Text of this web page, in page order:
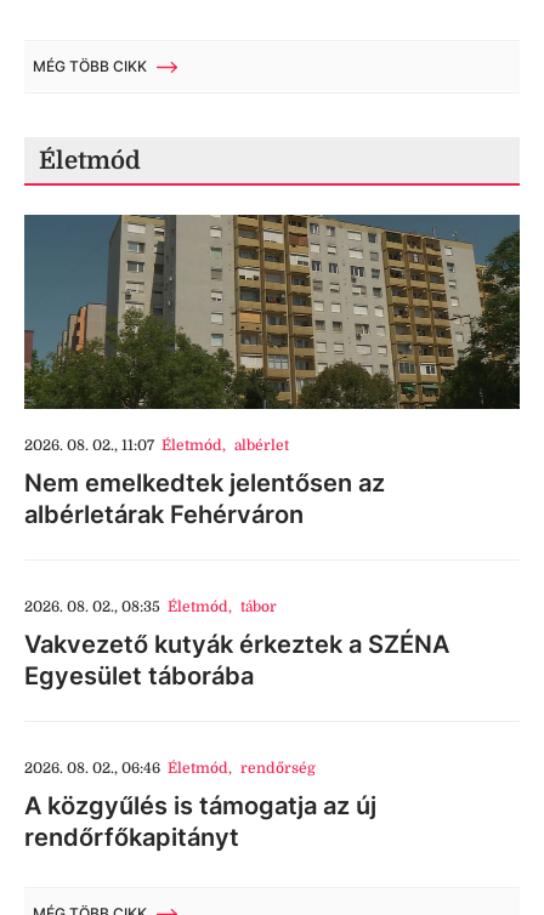
MÉG TÖBB CIKK
Életmód
2026. 08. 02., 11:07 Életmód, albérlet
Nem emelkedtek jelentősen az
albérletárak Fehérváron
2026. 08. 02., 08:35 Életmód, tábor
Vakvezető kutyák érkeztek a SZÉNA
Egyesület táborába
2026. 08. 02., 06:46 Életmód, rendőrség
A közgyűlés is támogatja az új
rendőrfőkapitányt